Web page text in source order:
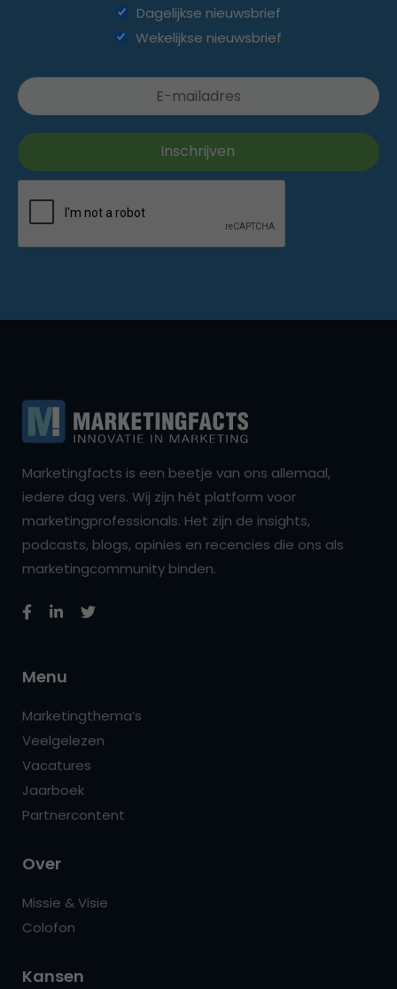
Dagelijkse nieuwsbrief
Wekelijkse nieuwsbrief
Marketingfacts is een beetje van ons allemaal,
iedere dag vers. Wij zijn hét platform voor
marketingprofessionals. Het zijn de insights,
podcasts, blogs, opinies en recencies die ons als
marketingcommunity binden.
Menu
Marketingthema’s
Veelgelezen
Vacatures
Jaarboek
Partnercontent
Over
Missie & Visie
Colofon
Kansen